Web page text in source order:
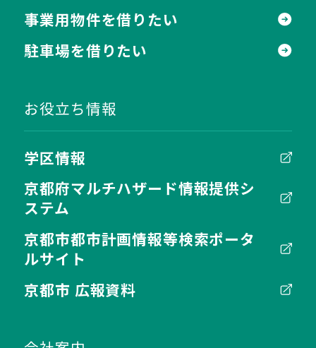
事業用物件を借りたい
駐車場を借りたい
お役立ち情報
学区情報
京都府マルチハザード情報提供シ
ステム
京都市都市計画情報等検索ポータ
ルサイト
京都市 広報資料